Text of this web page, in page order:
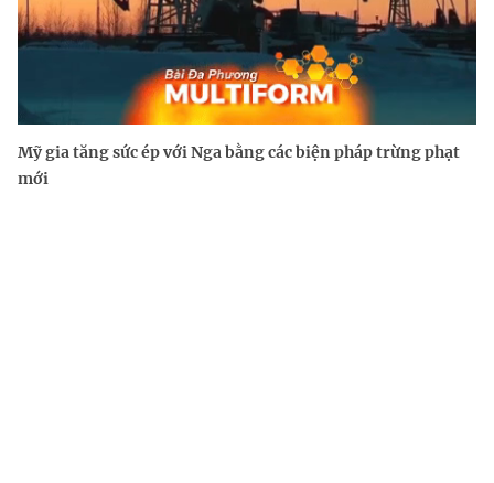
Mỹ gia tăng sức ép với Nga bằng các biện pháp trừng phạt
mới